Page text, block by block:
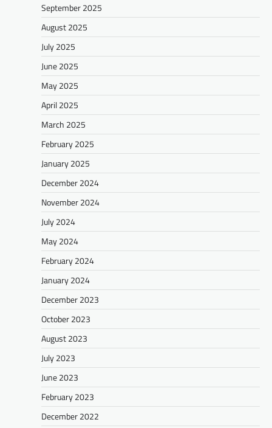
September 2025
August 2025
July 2025
June 2025
May 2025
April 2025
March 2025
February 2025
January 2025
December 2024
November 2024
July 2024
May 2024
February 2024
January 2024
December 2023
October 2023
August 2023
July 2023
June 2023
February 2023
December 2022